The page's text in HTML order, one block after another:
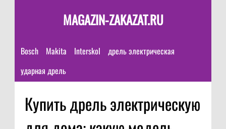
MAGAZIN-ZAKAZAT.RU
Bosch Makita Interskol
дрель электрическая
ударная дрель
Купить дрель электрическую